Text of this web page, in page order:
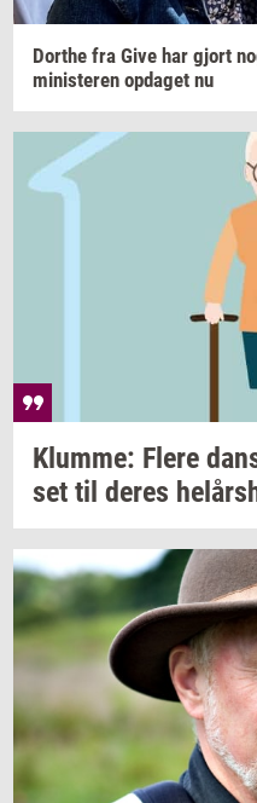
Dort­he fra Give har gjort
mi­ni­ste­ren op­da­get nu
Klum­me: Flere
set til deres